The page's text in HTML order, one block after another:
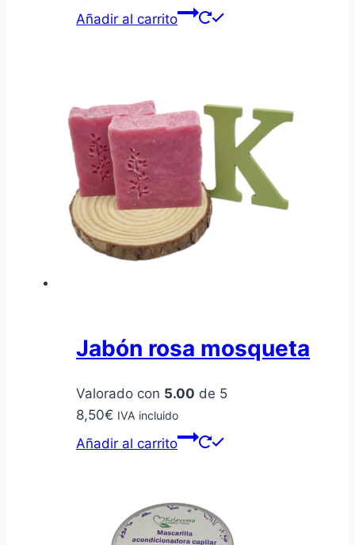
Añadir al carrito
Jabón rosa mosqueta
Valorado con 5.00 de 5
8,50€ IVA incluido
Añadir al carrito